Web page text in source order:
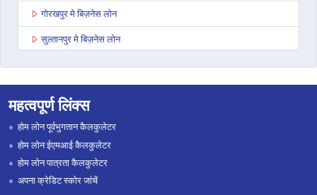
गोरखपुर मे बिज़नेस लोन
सुल्तानपुर मे बिज़नेस लोन
जौनपुर मे बिज़नेस लोन
औरैया मे बिज़नेस लोन
बिजनौर मे बिज़नेस लोन
महत्वपूर्ण लिंक्स
होम लोन पूर्वभुगतान कैलकुलेटर
होम लोन ईएमआई कैलकुलेटर
होम लोन पात्रता कैलकुलेटर
अपना क्रेडिट स्कोर जांचें